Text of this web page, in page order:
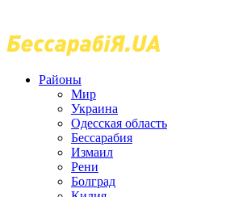
Районы
Мир
Украина
Одесская область
Бессарабия
Измаил
Рени
Болград